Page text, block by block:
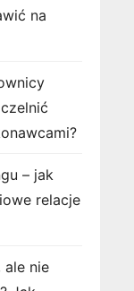
na
– jak
relacje
ale nie